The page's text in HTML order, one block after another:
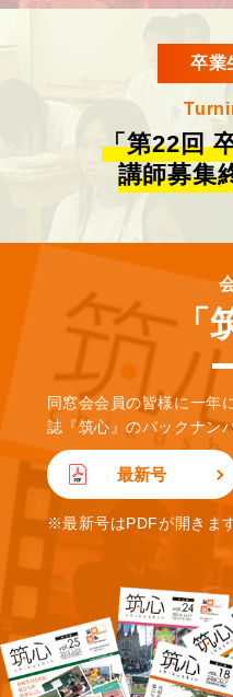
卒業
「第22回
講師募集
「
同窓会会員の皆様に一年
誌『筑心』のバックナン
最新号
※最新号はPDFが開きます